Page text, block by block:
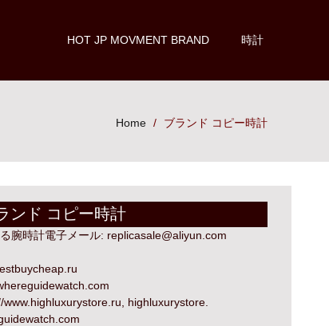
HOT JP MOVMENT BRAND 時計
Home ブランド コピー時計
ンド コピー時計
腕時計電子メール: replicasale@aliyun.com
www.highluxurystore.ru highluxurystore